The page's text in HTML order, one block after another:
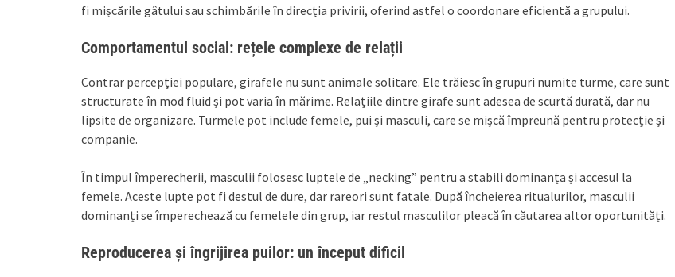
fi mișcările gâtului sau schimbările în direcția privirii, oferind astfel o coordonare eficientă a grupului.
Comportamentul social: rețele complexe de relații
Contrar percepției populare, girafele nu sunt animale solitare. Ele trăiesc în grupuri numite turme, care sunt
structurate în mod fluid și pot varia în mărime. Relațiile dintre girafe sunt adesea de scurtă durată, dar nu
lipsite de organizare. Turmele pot include femele, pui și masculi, care se mișcă împreună pentru protecție și
companie.
În timpul împerecherii, masculii folosesc luptele de „necking” pentru a stabili dominanța și accesul la
femele. Aceste lupte pot fi destul de dure, dar rareori sunt fatale. După încheierea ritualurilor, masculii
dominanți se împerechează cu femelele din grup, iar restul masculilor pleacă în căutarea altor oportunități.
Reproducerea și îngrijirea puilor: un început dificil